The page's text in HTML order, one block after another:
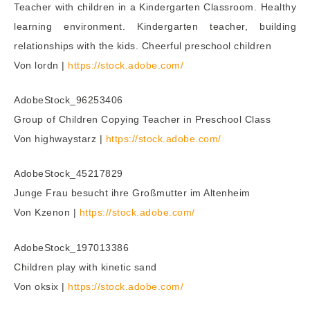
Teacher with children in a Kindergarten Classroom. Healthy
learning environment. Kindergarten teacher, building
relationships with the kids. Cheerful preschool children
Von lordn | https://stock.adobe.com/
AdobeStock_96253406
Group of Children Copying Teacher in Preschool Class
Von highwaystarz | https://stock.adobe.com/
AdobeStock_45217829
Junge Frau besucht ihre Großmutter im Altenheim
Von Kzenon | https://stock.adobe.com/
AdobeStock_197013386
Children play with kinetic sand
Von oksix | https://stock.adobe.com/